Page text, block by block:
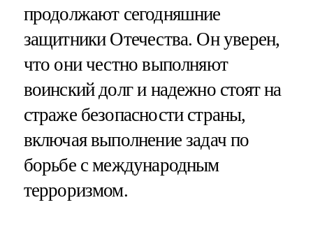
продолжают сегодняшние
защитники Отечества. Он уверен,
что они честно выполняют
воинский долг и надежно стоят на
страже безопасности страны,
включая выполнение задач по
борьбе с международным
терроризмом.